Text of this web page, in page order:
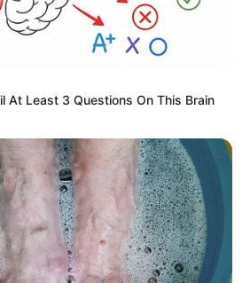
por acceder al
líquido vital
ha convertido en una especie de
a través de estructuras ilegales que
colocan el agua. Ellos son los que
esos puntos hacia arriba
casas. Entonces, esos dos
mil a 15 mil pesos por hora por
no tenemos acceso", explicó un
alta del barrio El Yucal, un sector
At Least 3 Questions On This Brain